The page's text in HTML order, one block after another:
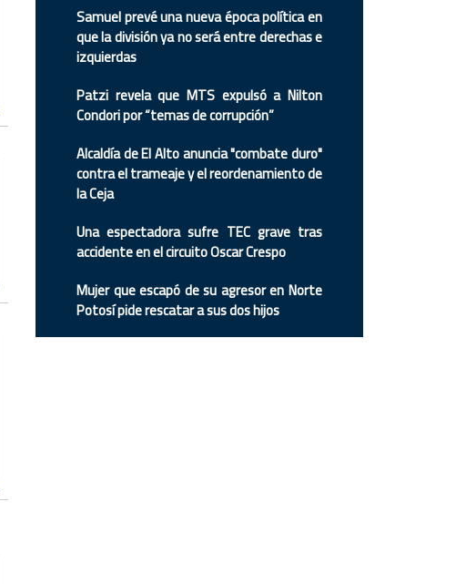
Samuel prevé una nueva época política en
que la división ya no será entre derechas e
izquierdas
Patzi revela que MTS expulsó a Nilton
Condori por “temas de corrupción”
Alcaldía de El Alto anuncia "combate duro"
contra el trameaje y el reordenamiento de
la Ceja
Una espectadora sufre TEC grave tras
accidente en el circuito Oscar Crespo
Mujer que escapó de su agresor en Norte
Potosí pide rescatar a sus dos hijos